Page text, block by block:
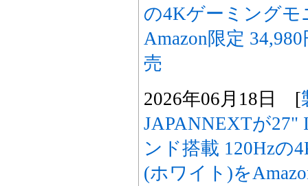
の4Kゲーミング
Amazon限定
売
2026年06月18日 [
JAPANNEXTが27"
ンド搭載 120Hzの
(ホワイト)を